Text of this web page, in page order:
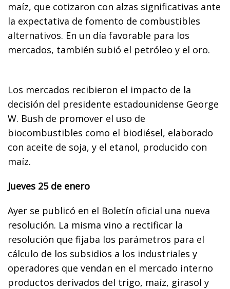
maíz, que cotizaron con alzas significativas ante
la expectativa de fomento de combustibles
alternativos. En un día favorable para los
mercados, también subió el petróleo y el oro.
Los mercados recibieron el impacto de la
decisión del presidente estadounidense George
W. Bush de promover el uso de
biocombustibles como el biodiésel, elaborado
con aceite de soja, y el etanol, producido con
maíz.
Jueves 25 de enero
Ayer se publicó en el Boletín oficial una nueva
resolución. La misma vino a rectificar la
resolución que fijaba los parámetros para el
cálculo de los subsidios a los industriales y
operadores que vendan en el mercado interno
productos derivados del trigo, maíz, girasol y